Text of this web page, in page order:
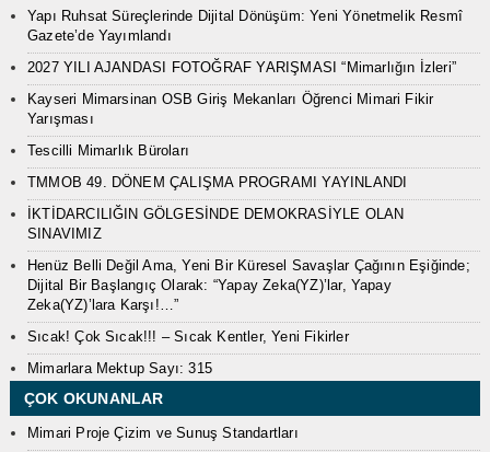
Yapı Ruhsat Süreçlerinde Dijital Dönüşüm: Yeni Yönetmelik Resmî
Gazete’de Yayımlandı
2027 YILI AJANDASI FOTOĞRAF YARIŞMASI “Mimarlığın İzleri”
Kayseri Mimarsinan OSB Giriş Mekanları Öğrenci Mimari Fikir
Yarışması
Tescilli Mimarlık Büroları
TMMOB 49. DÖNEM ÇALIŞMA PROGRAMI YAYINLANDI
İKTİDARCILIĞIN GÖLGESİNDE DEMOKRASİYLE OLAN
SINAVIMIZ
Henüz Belli Değil Ama, Yeni Bir Küresel Savaşlar Çağının Eşiğinde;
Dijital Bir Başlangıç Olarak: “Yapay Zeka(YZ)’lar, Yapay
Zeka(YZ)’lara Karşı!…”
Sıcak! Çok Sıcak!!! – Sıcak Kentler, Yeni Fikirler
Mimarlara Mektup Sayı: 315
ÇOK OKUNANLAR
Mimari Proje Çizim ve Sunuş Standartları